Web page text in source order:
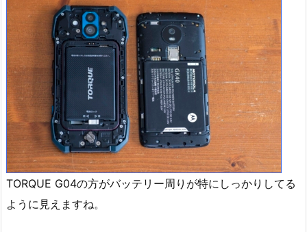
TORQUE G04の方がバッテリー周りが特にしっかりしてる
ように見えますね。